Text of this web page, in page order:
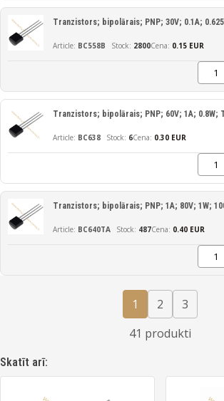
BC558B
Tranzistors; bipolārais; PNP; 30V; 0.1A;
2800Cena: 0.15 EUR
BC638
Tranzistors; bipolārais; PNP; 60V; 1A; 0.8W;
6Cena: 0.30 EUR
BC640TA
Tranzistors; bipolārais; PNP; 1A; 80V; 1W;
487Cena: 0.40 EUR
1 2
3
41 produkti
Skatīt arī: